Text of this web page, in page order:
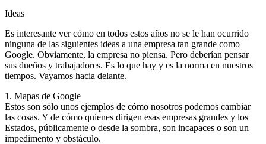
Ideas
Es interesante ver cómo en todos estos años no se le han ocurrido
ninguna de las siguientes ideas a una empresa tan grande como
Google. Obviamente, la empresa no piensa. Pero deberían pensar
sus dueños y trabajadores. Es lo que hay y es la norma en nuestros
tiempos. Vayamos hacia delante.
1. Mapas de Google
Estos son sólo unos ejemplos de cómo nosotros podemos cambiar
las cosas. Y de cómo quienes dirigen esas empresas grandes y los
Estados, públicamente o desde la sombra, son incapaces o son un
impedimento y obstáculo.